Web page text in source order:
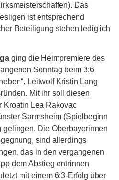
Das
ist entsprechend
Beteiligung stehen lediglich
ging die Heimpremiere des
Sonntag beim 3:6
Leitwolf Kristin Lang
Mit ihr soll diesen
Kroatin Lea Rakovac
Sarmsheim (Spielbeginn
gelingen. Die Oberbayerinnen
sind allerdings
das in den vergangenen
dem Abstieg entrinnen
mit einem 6:3-Erfolg über